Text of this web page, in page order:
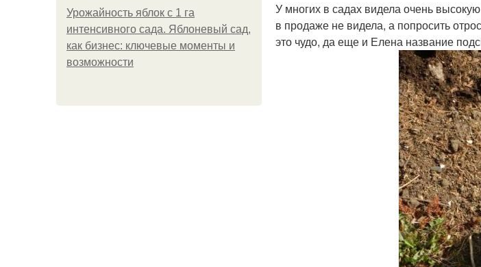
Урожайность яблок с 1 га
интенсивного сада. Яблоневый сад,
как бизнес: ключевые моменты и
возможности
У многих в садах видела очень
в продаже не видела, а попросить
это чудо, да еще и Елена название